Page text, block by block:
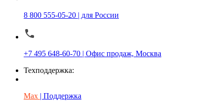
8 800 555-05-20 | для России
+7 495 648-60-70 | Офис продаж, Москва
Техподдержка:
Max | Поддержка